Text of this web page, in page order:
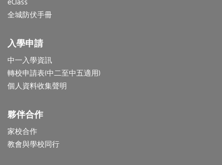
全城防伏手冊
入學申請
中一入學資訊
轉校申請表(中二至中五適用)
個人資料收集聲明
夥伴合作
家校合作
教會與學校同行